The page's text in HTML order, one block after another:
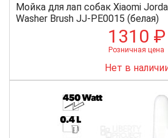
Мойка для лап собак Xiaomi
Washer Brush JJ-PE0015 (белая)
1310 ₽
Розничная цена
Нет в